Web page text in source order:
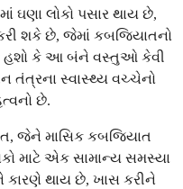
ઘણા લોકો પસાર થાય છે,
શકે છે, જેમાં કબજિયાતનો
હશો કે આ બંને વસ્તુઓ કેવી
તંત્રના સ્વાસ્થ્ય વચ્ચેનો
છે.
જેને માસિક કબજિયાત
માટે એક સામાન્ય સમસ્યા
કારણે થાય છે, ખાસ કરીને